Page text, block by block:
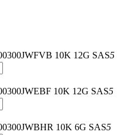
10K 12G SAS5
10K 12G SAS5
10K 6G SAS5